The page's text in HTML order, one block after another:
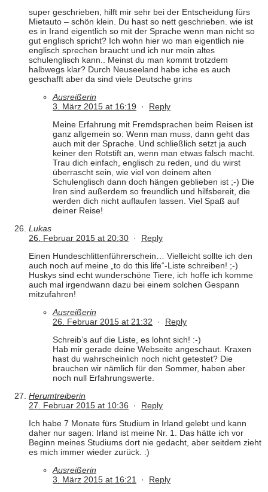
super geschrieben, hilft mir sehr bei der Entscheidung fürs
Mietauto – schön klein. Du hast so nett geschrieben. wie ist
es in Irand eigentlich so mit der Sprache wenn man nicht so
gut englisch spricht? Ich wohn hier wo man eigentlich nie
englisch sprechen braucht und ich nur mein altes
schulenglisch kann.. Meinst du man kommt trotzdem
halbwegs klar? Durch Neuseeland habe iche es auch
geschafft aber da sind viele Deutsche grins
Ausreißerin
3. März 2015 at 16:19 · Reply
Meine Erfahrung mit Fremdsprachen beim Reisen ist
ganz allgemein so: Wenn man muss, dann geht das
auch mit der Sprache. Und schließlich setzt ja auch
keiner den Rotstift an, wenn man etwas falsch macht.
Trau dich einfach, englisch zu reden, und du wirst
überrascht sein, wie viel von deinem alten
Schulenglisch dann doch hängen geblieben ist ;-) Die
Iren sind außerdem so freundlich und hilfsbereit, die
werden dich nicht auflaufen lassen. Viel Spaß auf
deiner Reise!
Lukas
26. Februar 2015 at 20:30 · Reply
Einen Hundeschlittenführerschein… Vielleicht sollte ich den
auch noch auf meine „to do this life“-Liste schreiben! ;-)
Huskys sind echt wunderschöne Tiere, ich hoffe ich komme
auch mal irgendwann dazu bei einem solchen Gespann
mitzufahren!
Ausreißerin
26. Februar 2015 at 21:32 · Reply
Schreib’s auf die Liste, es lohnt sich! :-)
Hab mir gerade deine Webseite angeschaut. Kraxen
hast du wahrscheinlich noch nicht getestet? Die
brauchen wir nämlich für den Sommer, haben aber
noch null Erfahrungswerte.
Herumtreiberin
27. Februar 2015 at 10:36 · Reply
Ich habe 7 Monate fürs Studium in Irland gelebt und kann
daher nur sagen: Irland ist meine Nr. 1. Das hätte ich vor
Beginn meines Studiums dort nie gedacht, aber seitdem zieht
es mich immer wieder zurück. :)
Ausreißerin
3. März 2015 at 16:21 · Reply